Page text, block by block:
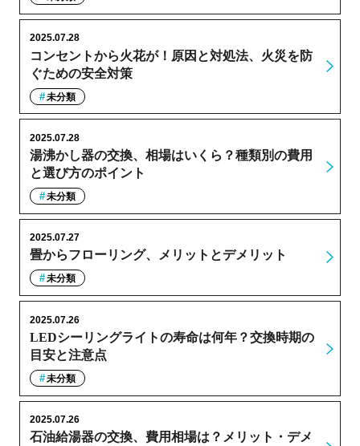
コンセントから火花が！原因と対処法、火災を防
ぐための安全対策
2025.07.28
未分類
湯沸かし器の交換、相場はいくら？種類別の費用
と選び方のポイント
2025.07.28
未分類
畳からフローリング、メリットとデメリット
2025.07.27
未分類
LEDシーリングライトの寿命は何年？交換時期の
目安と注意点
2025.07.26
未分類
石油給湯器の交換、費用相場は？メリット・デメ
2025.07.26